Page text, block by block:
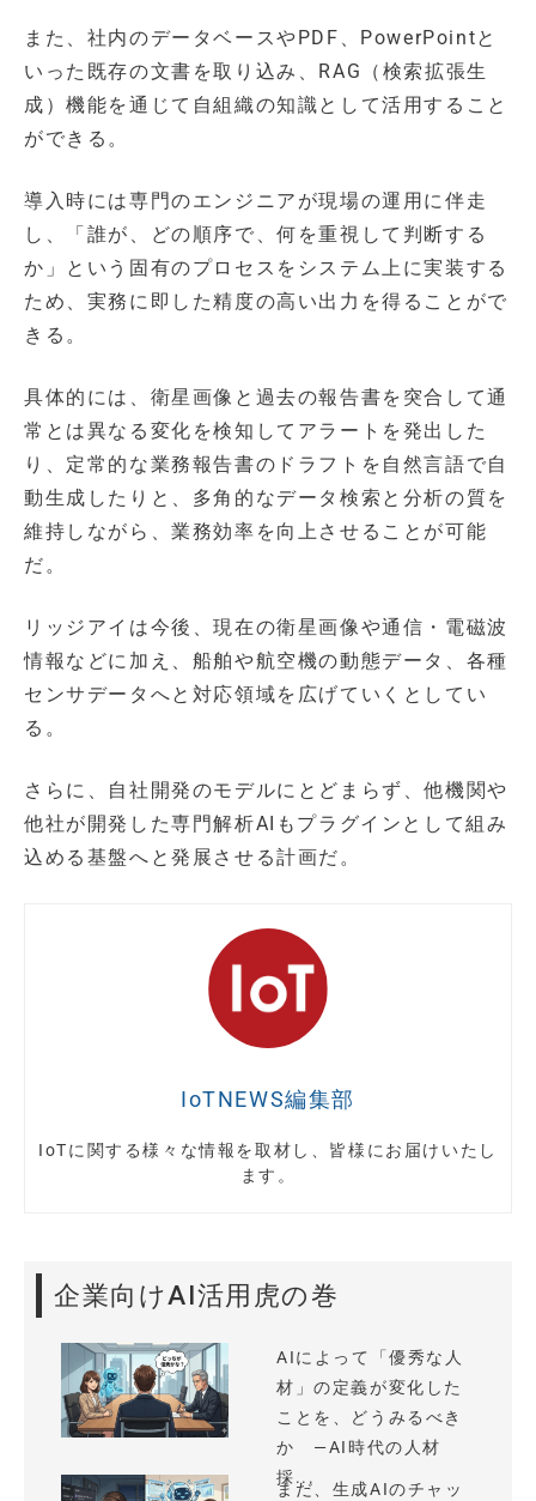
また、社内のデータベースやPDF、PowerPointと
いった既存の文書を取り込み、RAG（検索拡張生
成）機能を通じて自組織の知識として活用すること
ができる。
導入時には専門のエンジニアが現場の運用に伴走
し、「誰が、どの順序で、何を重視して判断する
か」という固有のプロセスをシステム上に実装する
ため、実務に即した精度の高い出力を得ることがで
きる。
具体的には、衛星画像と過去の報告書を突合して通
常とは異なる変化を検知してアラートを発出した
り、定常的な業務報告書のドラフトを自然言語で自
動生成したりと、多角的なデータ検索と分析の質を
維持しながら、業務効率を向上させることが可能
だ。
リッジアイは今後、現在の衛星画像や通信・電磁波
情報などに加え、船舶や航空機の動態データ、各種
センサデータへと対応領域を広げていくとしてい
る。
さらに、自社開発のモデルにとどまらず、他機関や
他社が開発した専門解析AIもプラグインとして組み
込める基盤へと発展させる計画だ。
IoTNEWS編集部
IoTに関する様々な情報を取材し、皆様にお届けいたし
ます。
企業向けAI活用虎の巻
AIによって「優秀な人
材」の定義が変化した
ことを、どうみるべき
か —AI時代の人材
採...
まだ、生成AIのチャッ